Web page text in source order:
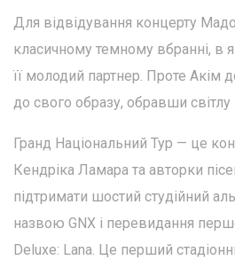
Для відвідування концерту
класичному темному вбранні, в
її молодий партнер. Проте Акім
до свого образу, обравши світлу
Гранд Національний Тур — це
Кендріка Ламара та авторки
підтримати шостий студійний
назвою GNX і перевидання
Deluxe: Lana. Це перший